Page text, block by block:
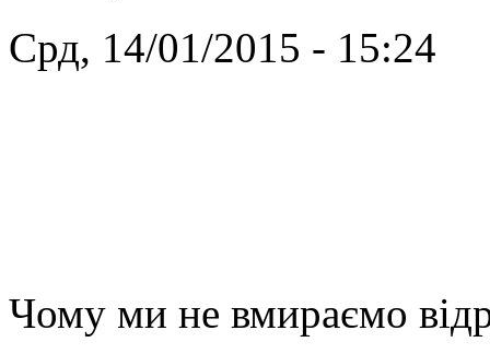
Срд, 14/01/2015 - 15:24
Чому ми не вмираємо